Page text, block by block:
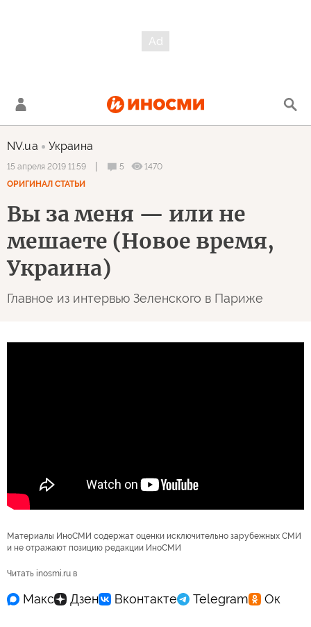
NV.ua Украина
15 апреля 2019 11:59 5
1470
ОРИГИНАЛ СТАТЬИ
Вы за меня — или не
мешаете (Новое время,
Украина)
Главное из интервью Зеленского в Париже
Материалы ИноСМИ содержат оценки исключительно зарубежных СМИ
и не отражают позицию редакции ИноСМИ
Читать inosmi.ru в